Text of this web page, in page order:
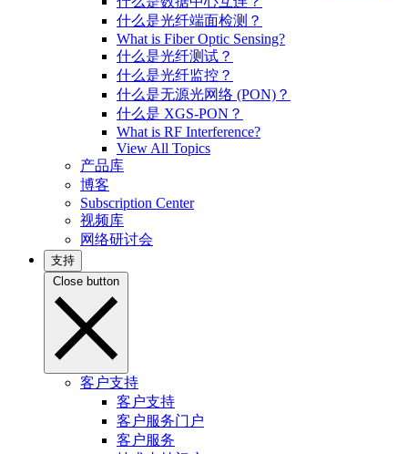
什么是光纤端面检测？
What is Fiber Optic Sensing?
什么是光纤测试？
什么是光纤监控？
什么是无源光网络 (PON)？
什么是 XGS-PON？
What is RF Interference?
View All Topics
产品库
博客
Subscription Center
视频库
网络研讨会
支持
Close button
客户支持
客户支持
客户服务门户
客户服务